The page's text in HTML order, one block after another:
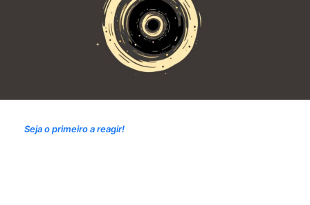
Seja o primeiro a reagir!